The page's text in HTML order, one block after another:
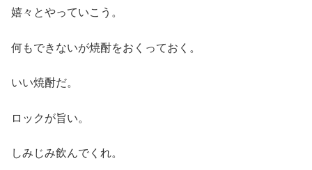
嬉々とやっていこう。
何もできないが焼酎をおくっておく。
いい焼酎だ。
ロックが旨い。
しみじみ飲んでくれ。